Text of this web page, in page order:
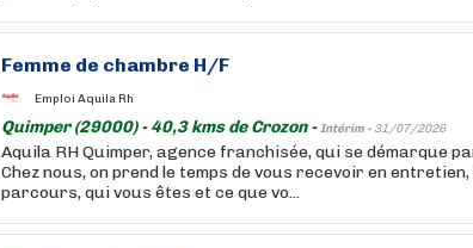
Femme de chambre H/F
Emploi Aquila Rh
Quimper (29000) - 40,3 kms de Crozon -Intérim - 31/07/2026
Aquila RH Quimper, agence franchisée, qui se démarque
Chez nous, on prend le temps de vous recevoir en
parcours, qui vous êtes et ce que vo...